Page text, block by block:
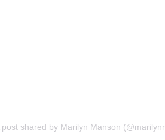
post shared by Marilyn Manson